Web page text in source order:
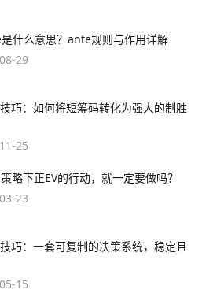
什么意思？ante规则与作用详解
29
巧：如何将短筹码转化为强大的制胜
25
略下正EV的行动，就一定要做吗？
23
巧：一套可复制的决策系统，稳定且
15